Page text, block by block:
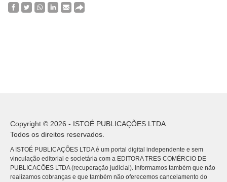
Copyright © 2026 - ISTOÉ PUBLICAÇÕES LTDA
Todos os direitos reservados.
A ISTOÉ PUBLICAÇÕES LTDA é um portal digital independente e sem
vinculação editorial e societária com a EDITORA TRES COMÉRCIO DE
PUBLICACÕES LTDA (recuperação judicial). Informamos também que não
realizamos cobranças e que também não oferecemos cancelamento do